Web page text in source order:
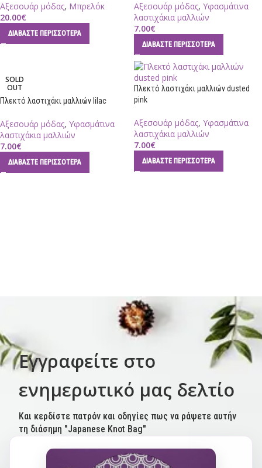
Αξεσουάρ μόδας, Μπρελόκ
20.00€
ΔΙΑΒΆΣΤΕ ΠΕΡΙΣΣΌΤΕΡΑ
Αξεσουάρ μόδας, Υφασμάτινα
λαστιχάκια μαλλιών
7.00€
ΔΙΑΒΆΣΤΕ ΠΕΡΙΣΣΌΤΕΡΑ
SOLD
OUT
Πλεκτό λαστιχάκι μαλλιών lilac
Αξεσουάρ μόδας, Υφασμάτινα
λαστιχάκια μαλλιών
7.00€
ΔΙΑΒΆΣΤΕ ΠΕΡΙΣΣΌΤΕΡΑ
Πλεκτό λαστιχάκι μαλλιών dusted
pink
Αξεσουάρ μόδας, Υφασμάτινα
λαστιχάκια μαλλιών
7.00€
ΔΙΑΒΆΣΤΕ ΠΕΡΙΣΣΌΤΕΡΑ
Εγγραφείτε στο
ενημερωτικό μας δελτίο
Και κερδίστε πατρόν και οδηγίες πως να ράψετε αυτήν
τη διάσημη "Japanese Knot Bag"